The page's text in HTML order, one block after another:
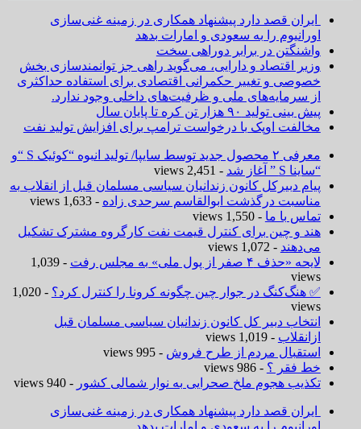
ایران قصد دارد پیشنهاد همکاری در زمینه غنی‌سازی
اورانیوم را به سعودی و امارات بدهد
واشنگتن در برابر دوراهی سخت
وزیر اقتصاد و دارایی، می‌گوید راهی جز توانمندسازی بخش
خصوصی و تغییر حکمرانی اقتصادی برای استفاده حداکثری
از سرمایه‌های ملی و ظرفیت‌های داخلی وجود ندارد.
پیش بینی تولید ۹۰ هزار تن کره تا پایان سال
مخالفت اوپک با درخواست ترامپ برای افزایش تولید نفت
معرفی ۲ محصول جدید توسط سایپا/ تولید انبوه “کوئیک S “و
“ساینا S ” آغاز شد
- 2,451 views
پیام دبیرکل کانون زندانیان سیاسی مسلمان قبل از انقلاب به
مناسبت درگذشت ابوالقاسم سرحدی زاده - 1,633 views
تماس با ما - 1,550 views
هند و چین برای کنترل قیمت نفت کارگروه مشترک تشکیل
می‌دهند - 1,072 views
لایحه «حذف ۴ صفر از پول ملی» به مجلس رفت
- 1,039
views
✅ هنگ‌کنگ در جوار چین چگونه کرونا را کنترل کرد؟
- 1,020
views
انتخاب دبیر کل کانون زندانیان سیاسی مسلمان قبل
ازانقلاب - 1,019 views
استقبال مردم از طرح فروش - 995 views
خط فقر ؟ - 986 views
تکذیب هجوم ملخ صحرایی به نوار شمالی کشور - 940 views
ایران قصد دارد پیشنهاد همکاری در زمینه غنی‌سازی